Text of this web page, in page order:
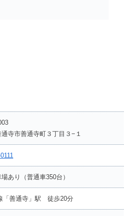
寺市善通寺町３丁目３−１
あり（普通車350台）
「善通寺」駅 徒歩20分